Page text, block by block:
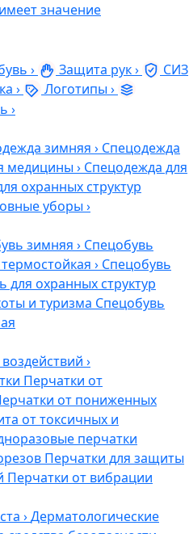
значение
› Защита рук›
СИЗ
› Логотипы ›
›
зимняя › Спецодежда
медицины › Спецодежда для
охранных структур
уборы ›
зимняя › Спецобувь
› Спецобувь
для охранных структур
и туризма Спецобувь
›
Перчатки от
от пониженных
от токсичных и
перчатки
Перчатки для защиты
Перчатки от вибрации
›Дерматологические